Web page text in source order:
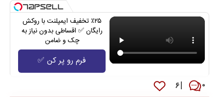
۰ ۶
٪۲۵ تخفیف ایمپلنت با روکش
رایگان ✅ اقساطی بدون نیاز به
چک و ضامن
فرم رو پر کن ✅